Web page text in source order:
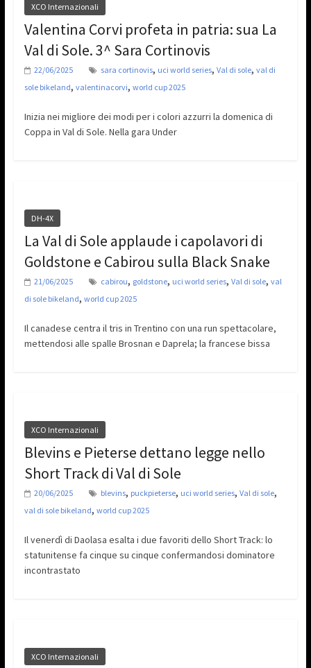
XCO Internazionali
Valentina Corvi profeta in patria: sua La
Val di Sole. 3^ Sara Cortinovis
22/06/2025 sara cortinovis, uci world series, Val di sole, val di
sole bikeland, valentinacorvi, world cup 2025
Inizia nei migliore dei modi per i colori azzurri la domenica di
Coppa in Val di Sole. Nella gara Under
DH-4X
La Val di Sole applaude i capolavori di
Goldstone e Cabirou sulla Black Snake
21/06/2025 cabirou, goldstone, uci world series, Val di sole, val
di sole bikeland, world cup 2025
Il canadese centra il tris in Trentino con una run spettacolare,
mettendosi alle spalle Brosnan e Daprela; la francese bissa
XCO Internazionali
Blevins e Pieterse dettano legge nello
Short Track di Val di Sole
20/06/2025 blevins, puckpieterse, uci world series, Val di sole,
val di sole bikeland, world cup 2025
Il venerdì di Daolasa esalta i due favoriti dello Short Track: lo
statunitense fa cinque su cinque confermandosi dominatore
incontrastato
XCO Internazionali